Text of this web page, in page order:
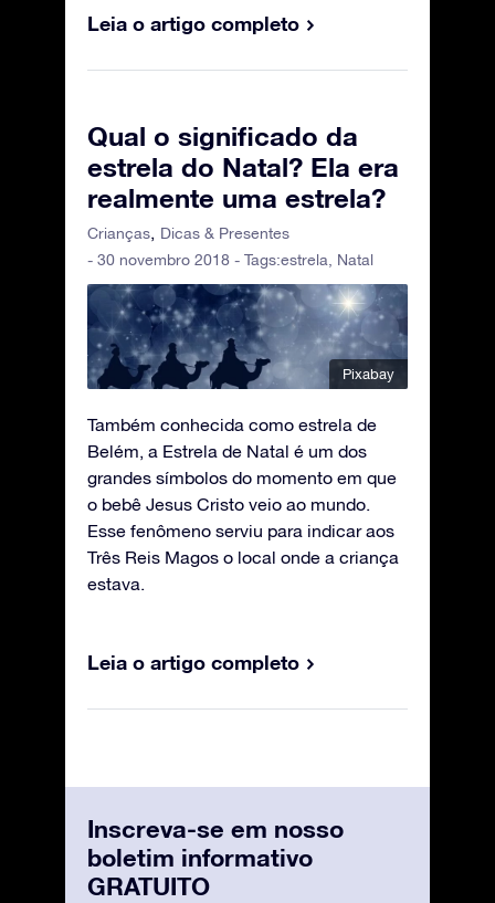
Leia o artigo completo
Qual o significado da
estrela do Natal? Ela era
realmente uma estrela?
Crianças
Dicas & Presentes
- 30 novembro 2018 - Tags:estrela Natal
Pixabay
Também conhecida como estrela de
Belém, a Estrela de Natal é um dos
grandes símbolos do momento em que
o bebê Jesus Cristo veio ao mundo.
Esse fenômeno serviu para indicar aos
Três Reis Magos o local onde a criança
estava.
Leia o artigo completo
Inscreva-se em nosso
boletim informativo
GRATUITO